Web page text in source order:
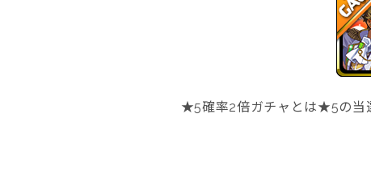
★5確率2倍ガチャとは★5の当